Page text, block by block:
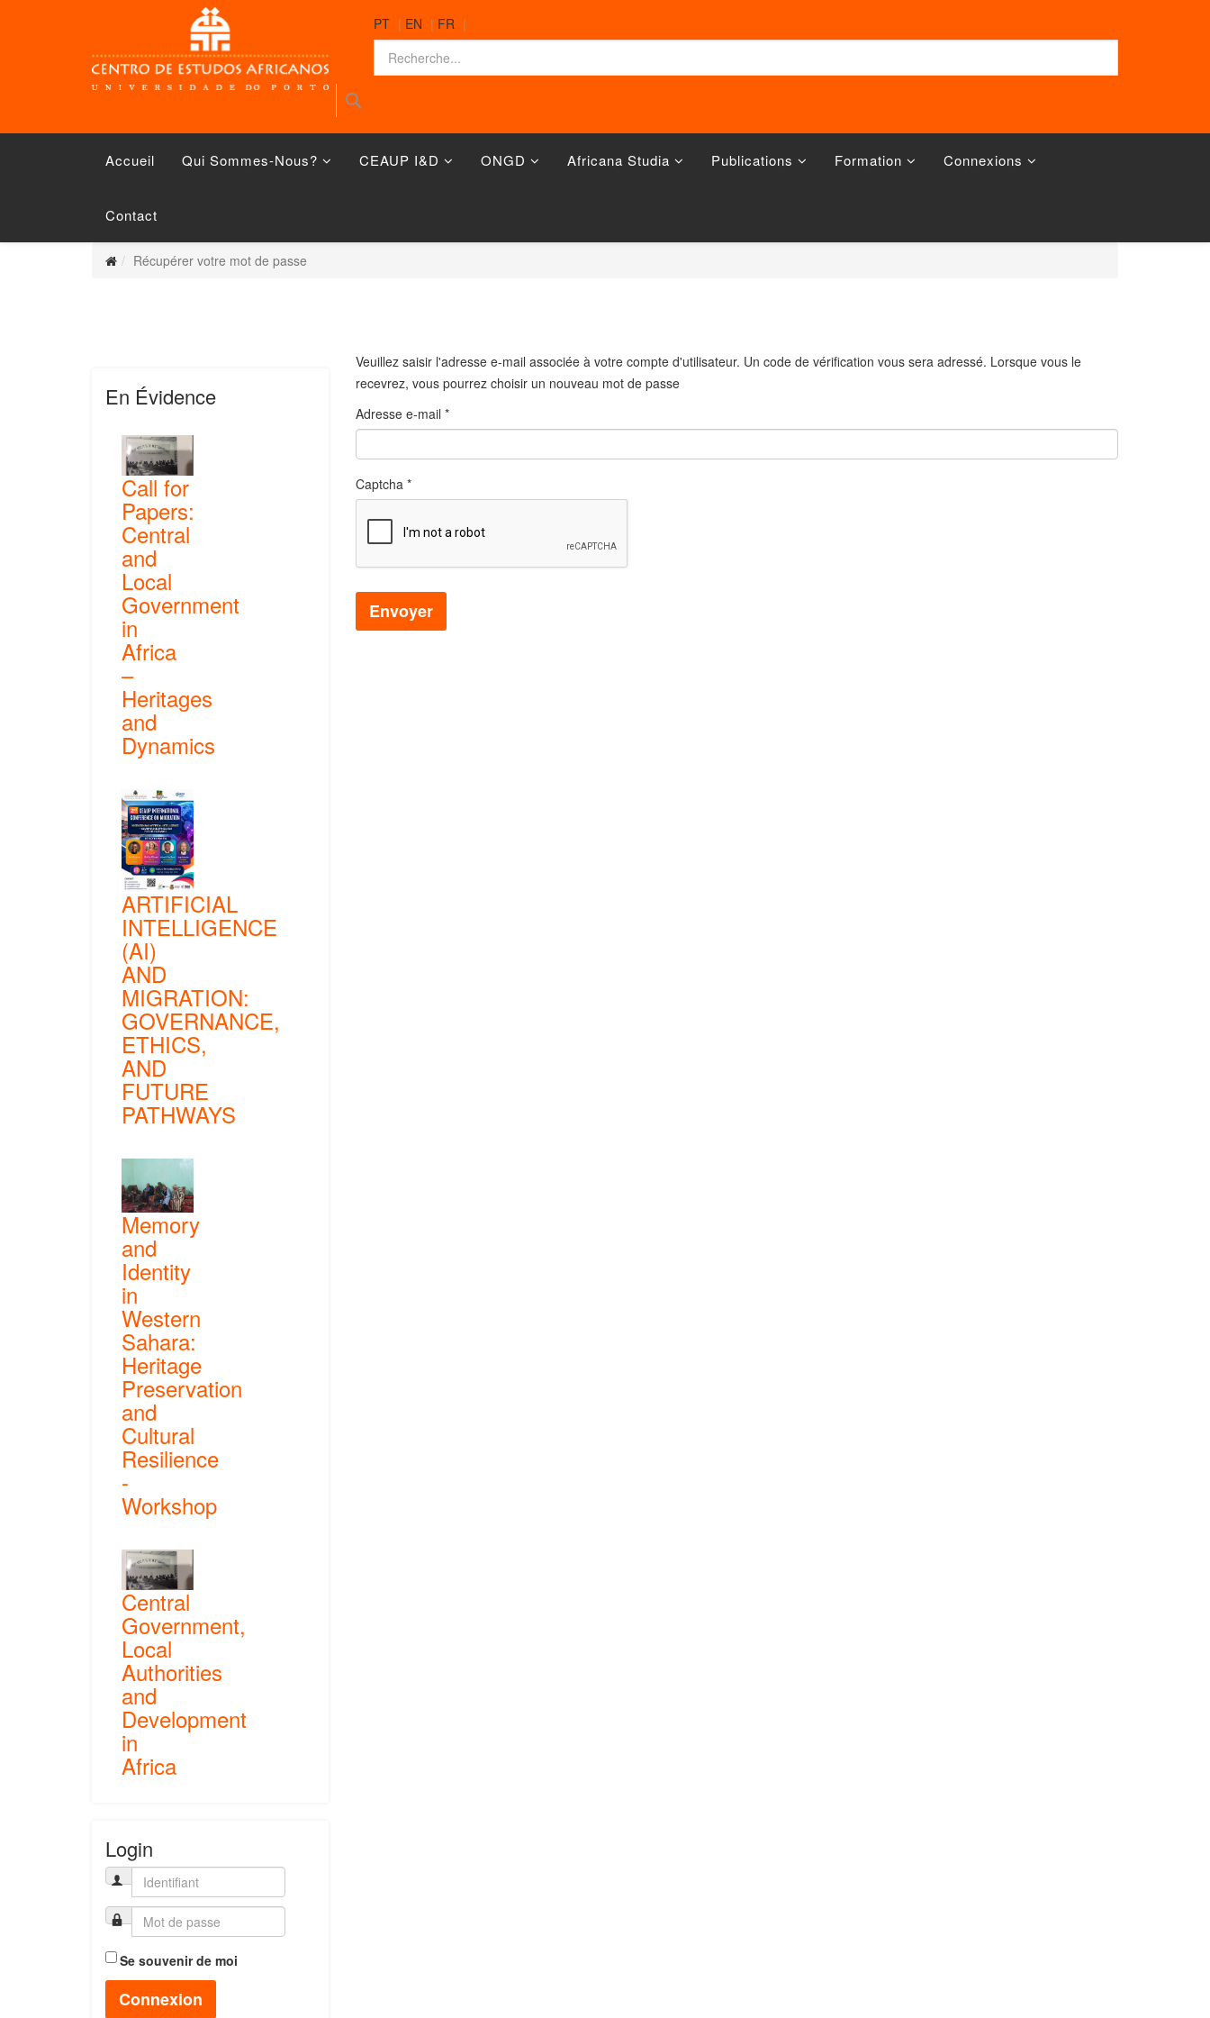
PT | EN | FR |
Accueil Qui Sommes-Nous? CEAUP I&D ONGD Africana Studia Publications Formation Connexions
Contact
Récupérer votre mot de passe
En Évidence
Call for
Papers:
Central
and
Local
Government
in
Africa
–
Heritages
and
Dynamics
ARTIFICIAL
INTELLIGENCE
(AI)
AND
MIGRATION:
GOVERNANCE,
ETHICS,
AND
FUTURE
PATHWAYS
Memory
and
Identity
in
Western
Sahara:
Heritage
Preservation
and
Cultural
Resilience
-
Workshop
Central
Government,
Local
Authorities
and
Development
in
Africa
Login
Se souvenir de moi
Connexion
Veuillez saisir l'adresse e-mail associée à votre compte d'utilisateur. Un code de vérification vous sera adressé. Lorsque vous le
recevrez, vous pourrez choisir un nouveau mot de passe
Adresse e-mail *
Captcha*
Envoyer